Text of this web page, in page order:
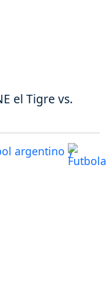
el Tigre vs.